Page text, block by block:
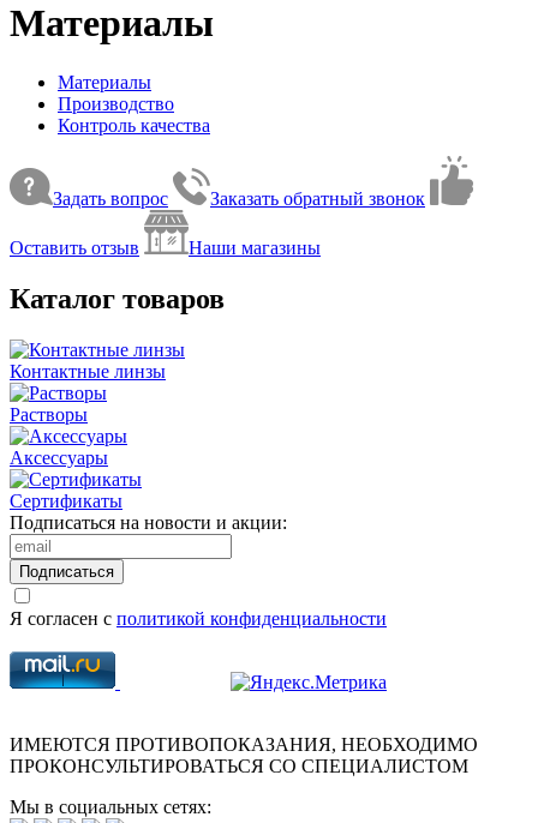
Материалы
Материалы
Производство
Контроль качества
Задать вопрос Заказать обратный звонок
Оставить отзыв Наши магазины
Каталог товаров
Контактные линзы
Растворы
Аксессуары
Сертификаты
Подписаться на новости и акции:
Подписаться
Я согласен с политикой конфиденциальности
ИМЕЮТСЯ ПРОТИВОПОКАЗАНИЯ, НЕОБХОДИМО
ПРОКОНСУЛЬТИРОВАТЬСЯ СО СПЕЦИАЛИСТОМ
Мы в социальных сетях: